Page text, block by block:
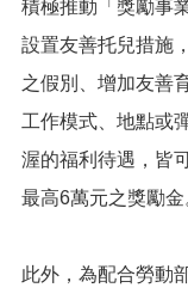
訊
公
開
檔
應
用
首
積極推動「獎勵事
設置友善托兒措施
之假別、增加友善
工作模式、地點或
渥的福利待遇，皆
最高6萬元之獎勵金
此外，為配合勞動